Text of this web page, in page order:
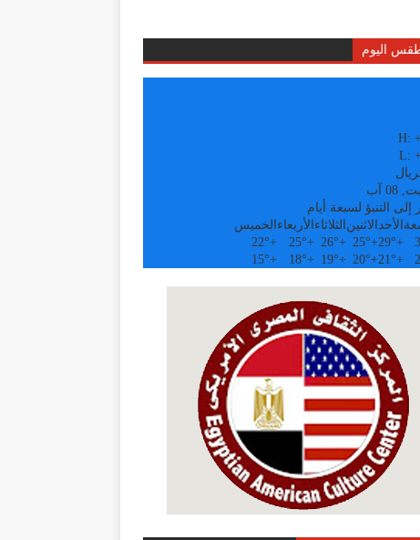
اليوم
H:
L:
08 آب
إلى التنبؤ لسبعة أيام
الأحد الاثنين الثلاثاء الأربعاء الخميس
+
29°
+
25°
+
26°
+
25°
+
22°
+
21°
+
20°
+
19°
+
18°
+
15°